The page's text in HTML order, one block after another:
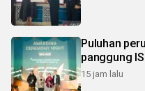
Puluhan
panggung
15 jam lalu